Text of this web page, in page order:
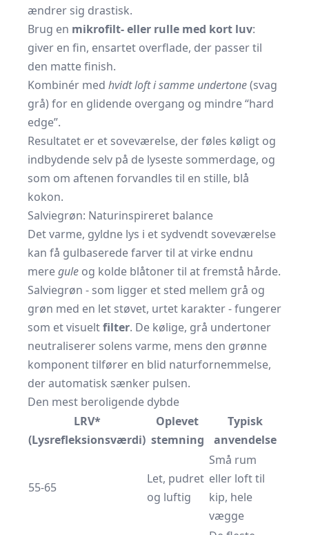
ændrer sig drastisk.
Brug en mikrofilt- eller rulle med kort luv:
giver en fin, ensartet overflade, der passer til
den matte finish.
Kombinér med hvidt loft i samme undertone(svag
grå) for en glidende overgang og mindre “hard
edge”.
Resultatet er et soveværelse, der føles køligt og
indbydende selv på de lyseste sommerdage, og
som om aftenen forvandles til en stille, blå
kokon.
Salviegrøn: Naturinspireret balance
Det varme, gyldne lys i et sydvendt soveværelse
kan få gulbaserede farver til at virke endnu
meregule og kolde blåtoner til at fremstå hårde.
Salviegrøn - som ligger et sted mellem grå og
grøn med en let støvet, urtet karakter - fungerer
som et visueltfilter. De kølige, grå undertoner
neutraliserer solens varme, mens den grønne
komponent tilfører en blid naturfornemmelse,
der automatisk sænker pulsen.
Den mest beroligende dybde
LRV*
(Lysrefleksionsværdi)
Oplevet
stemning
Typisk
anvendelse
55-65
Let, pudret
og luftig
Små rum
eller loft til
kip, hele
vægge